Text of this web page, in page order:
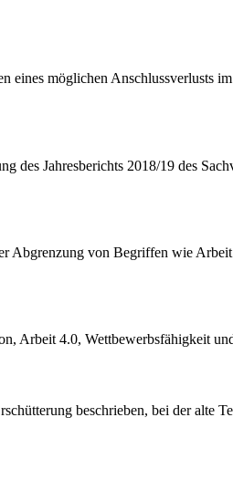
möglichen Anschlussverlusts
des Jahresberichts 2018/19 des
Abgrenzung von Begriffen wie
4.0, Wettbewerbsfähigkeit
beschrieben, bei der alte